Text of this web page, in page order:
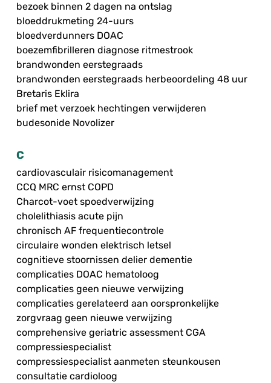
bezoek binnen 2 dagen na ontslag
bloeddrukmeting 24-uurs
bloedverdunners DOAC
boezemfibrilleren diagnose ritmestrook
brandwonden eerstegraads
brandwonden eerstegraads herbeoordeling 48 uur
Bretaris Eklira
brief met verzoek hechtingen verwijderen
budesonide Novolizer
C
cardiovasculair risicomanagement
CCQ MRC ernst COPD
Charcot-voet spoedverwijzing
cholelithiasis acute pijn
chronisch AF frequentiecontrole
circulaire wonden elektrisch letsel
cognitieve stoornissen delier dementie
complicaties DOAC hematoloog
complicaties geen nieuwe verwijzing
complicaties gerelateerd aan oorspronkelijke
zorgvraag geen nieuwe verwijzing
comprehensive geriatric assessment CGA
compressiespecialist
compressiespecialist aanmeten steunkousen
consultatie cardioloog